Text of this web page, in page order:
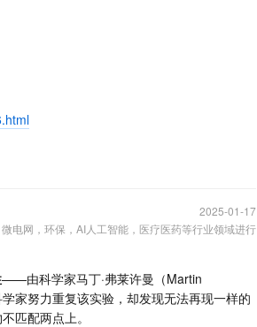
2025-01-17
电网，环保，AI人工智能，医疗医药等行业领域进行
——由科学家马丁·弗莱许曼（Martin
家努力重复该实验，却发现无法再现一样的
匹配两点上。